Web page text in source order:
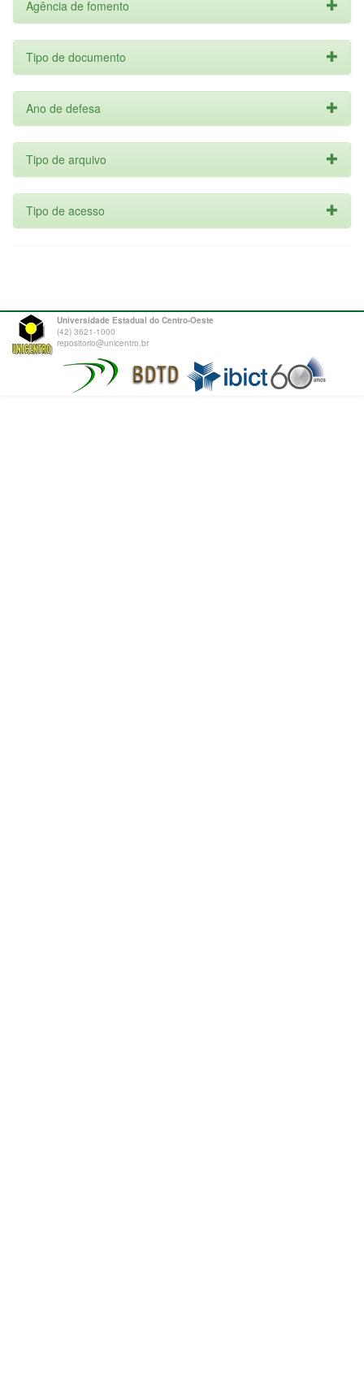
Agência de fomento
Tipo de documento
Ano de defesa
Tipo de arquivo
Tipo de acesso
Universidade Estadual do Centro-Oeste
(42) 3621-1000
repositorio@unicentro.br